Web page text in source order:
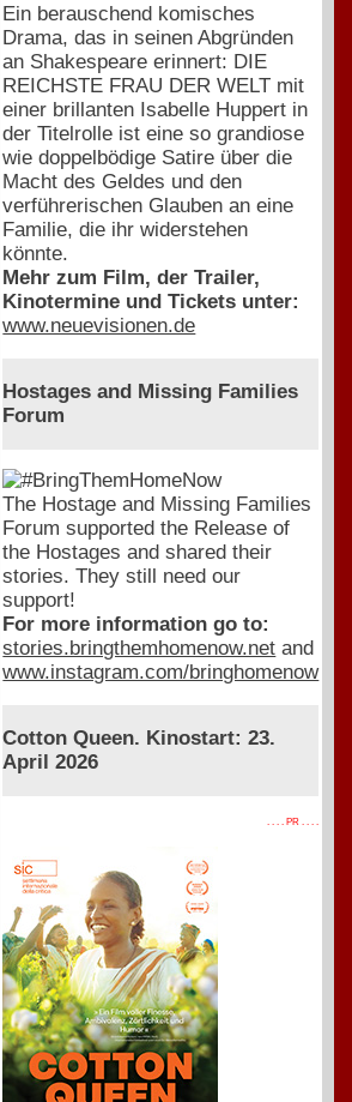
Ein berauschend komisches
Drama, das in seinen Abgründen
an Shakespeare erinnert: DIE
REICHSTE FRAU DER WELT mit
einer brillanten Isabelle Huppert in
der Titelrolle ist eine so grandiose
wie doppelbödige Satire über die
Macht des Geldes und den
verführerischen Glauben an eine
Familie, die ihr widerstehen
könnte.
Mehr zum Film, der Trailer,
Kinotermine und Tickets unter:
www.neuevisionen.de
Hostages and Missing Families
Forum
The Hostage and Missing Families
Forum supported the Release of
the Hostages and shared their
stories. They still need our
support!
For more information go to:
stories.bringthemhomenow.net and
www.instagram.com/bringhomenow
Cotton Queen. Kinostart: 23.
April 2026
. . . . PR . . . .